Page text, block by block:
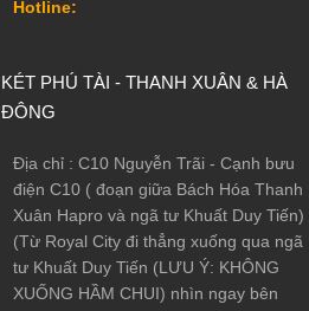
Hotline:
KÉT PHÚ TÀI - THANH XUÂN & HÀ
ĐÔNG
Địa chỉ : C10 Nguyễn Trãi - Cạnh bưu
điện C10 ( đoạn giữa Bách Hóa Thanh
Xuân Hapro và ngã tư Khuất Duy Tiến)
(Từ Royal City đi thẳng xuống qua ngã
tư Khuất Duy Tiến (LƯU Ý: KHÔNG
XUỐNG HẦM CHUI) nhìn ngay bên